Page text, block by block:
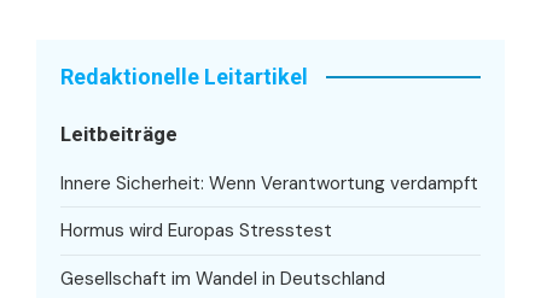
Redaktionelle Leitartikel
Leitbeiträge
Innere Sicherheit: Wenn Verantwortung verdampft
Hormus wird Europas Stresstest
Gesellschaft im Wandel in Deutschland